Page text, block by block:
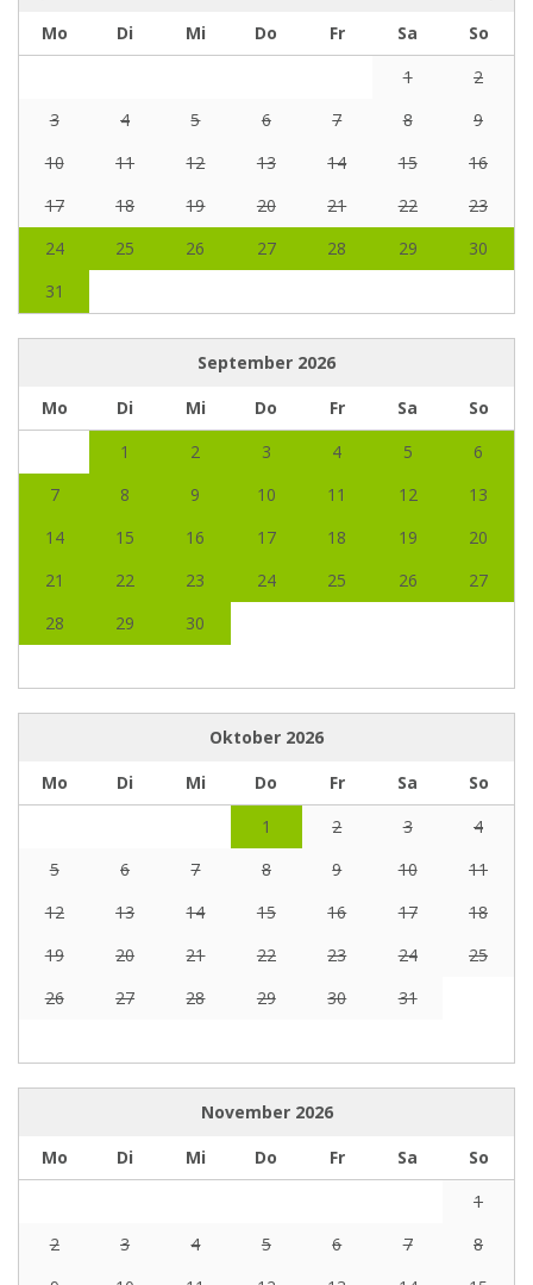
Mo
Di Mi Do Fr Sa
So
1
2
3
4 5 6 7 8
9
10
11 12 13 14 15
16
17
18 19 20 21 22
23
24
25 26 27 28 29
30
31
September 2026
Mo
Di Mi Do Fr Sa
So
1
2 3 4 5
6
7
8 9 10 11 12
13
14
15 16 17 18 19
20
21
22 23 24 25 26
27
28
29 30
Oktober 2026
Mo
Di Mi Do Fr Sa
So
1
2 3
4
5
6 7 8 9 10
11
12
13 14 15 16 17
18
19
20 21 22 23 24
25
26
27 28 29 30 31
November 2026
Mo
Di Mi Do Fr Sa
So
1
2
3 4 5 6 7
8